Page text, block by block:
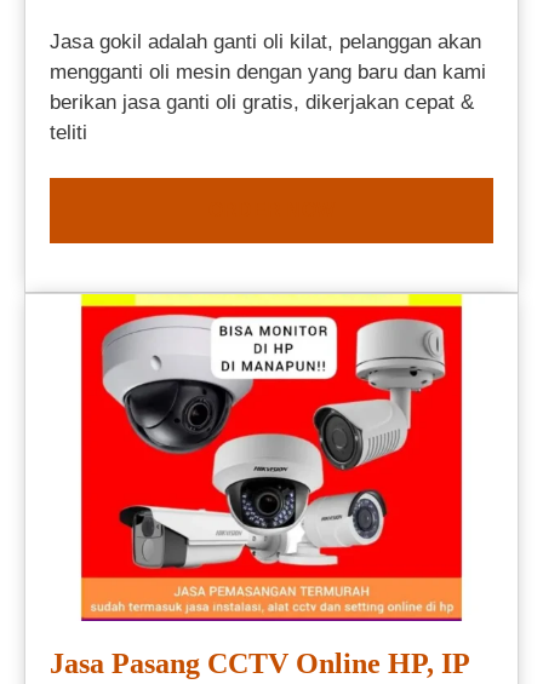
Jasa gokil adalah ganti oli kilat, pelanggan akan
mengganti oli mesin dengan yang baru dan kami
berikan jasa ganti oli gratis, dikerjakan cepat &
teliti
Jasa Pasang CCTV Online HP, IP